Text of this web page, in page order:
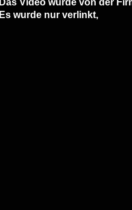
Es wurde nur verlinkt,